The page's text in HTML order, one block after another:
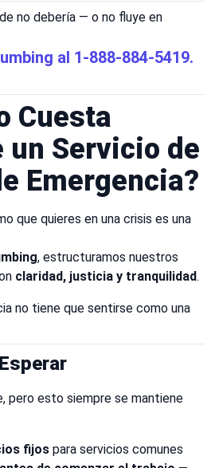
no debería — o no fluye en
al 1-888-884-5419.
Cuesta
un Servicio de
Emergencia?
que quieres en una crisis es una
, estructuramos nuestros
claridad, justicia y tranquilidad.
no tiene que sentirse como una
pero esto siempre se mantiene
fijos para servicios comunes